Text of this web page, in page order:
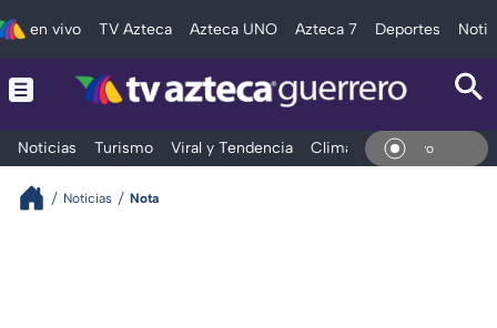
en vivo TV Azteca Azteca UNO Azteca 7 Deportes
Noticias Turismo Viral y Tendencia Clima Deportes En
Noticias Nota